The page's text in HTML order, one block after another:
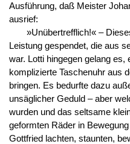
Ausführung, daß Meister
ausrief:
»Unübertrefflich!« –
Leistung gespendet, die aus
war. Lotti hingegen gelang
komplizierte Taschenuhr aus
bringen. Es bedurfte dazu
unsäglicher Geduld – aber
wurden und das seltsame
geformten Räder in
Gottfried lachten, staunten,